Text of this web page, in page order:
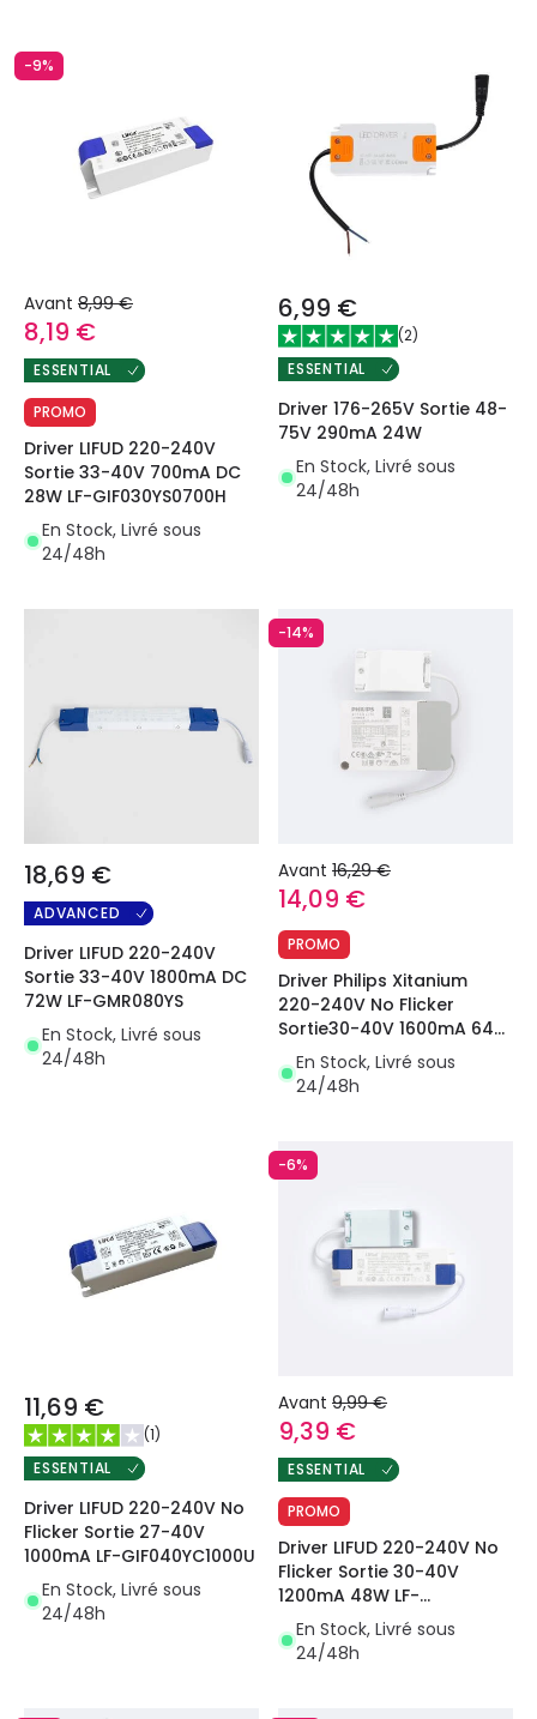
-9%
Avant 8,99 €
8,19 €
ESSENTIAL
PROMO
Driver LIFUD 220-240V
Sortie 33-40V 700mA DC
28W LF-GIF030YS0700H
En Stock, Livré sous
24/48h
6,99 €
(2)
ESSENTIAL
Driver 176-265V Sortie 48-
75V 290mA 24W
En Stock, Livré sous
24/48h
18,69 €
ADVANCED
Driver LIFUD 220-240V
Sortie 33-40V 1800mA DC
72W LF-GMR080YS
En Stock, Livré sous
24/48h
-14%
Avant 16,29 €
14,09 €
PROMO
Driver Philips Xitanium
220-240V No Flicker
Sortie30-40V 1600mA 64W
9290 014 235
En Stock, Livré sous
24/48h
11,69 €
(1)
ESSENTIAL
Driver LIFUD 220-240V No
Flicker Sortie 27-40V
1000mA LF-GIF040YC1000U
En Stock, Livré sous
24/48h
-6%
Avant 9,99 €
9,39 €
ESSENTIAL
PROMO
Driver LIFUD 220-240V No
Flicker Sortie 30-40V
1200mA 48W LF-
GIF050YS1200H avec
Boîtier de Connexion
Rapide
En Stock, Livré sous
24/48h